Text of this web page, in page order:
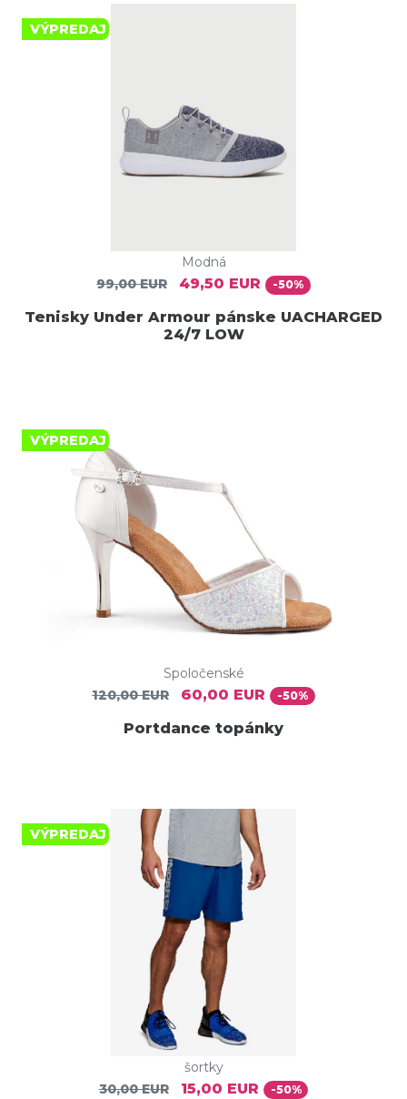
VÝPREDAJ
Modná
99,00 EUR
49,50 EUR -50%
Tenisky Under Armour pánske UACHARGED
24/7 LOW
VÝPREDAJ
Spoločenské
120,00 EUR
60,00 EUR -50%
Portdance topánky
VÝPREDAJ
šortky
30,00 EUR
15,00 EUR -50%